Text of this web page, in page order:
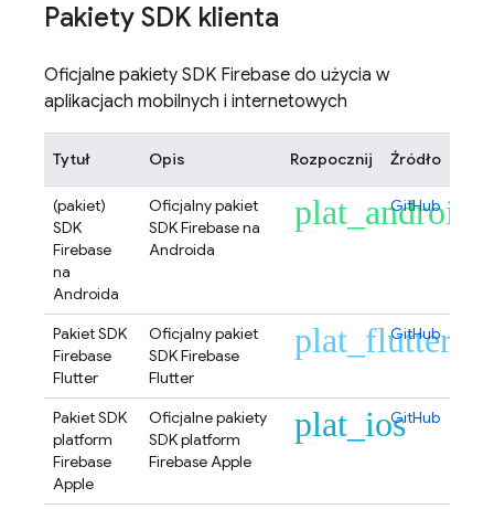
Pakiety SDK klienta
Oficjalne pakiety SDK Firebase do użycia w
aplikacjach mobilnych i internetowych
Tytuł Opis Rozpocznij Źródło
(pakiet)
SDK
Firebase
na
Androida
Oficjalny pakiet
SDK Firebase na
Androida
plat_android
GitHub
Pakiet SDK
Firebase
Flutter
Oficjalny pakiet
SDK Firebase
Flutter
plat_flutter
GitHub
Pakiet SDK
platform
Firebase
Apple
Oficjalne pakiety
SDK platform
Firebase Apple
plat_iosGitHub